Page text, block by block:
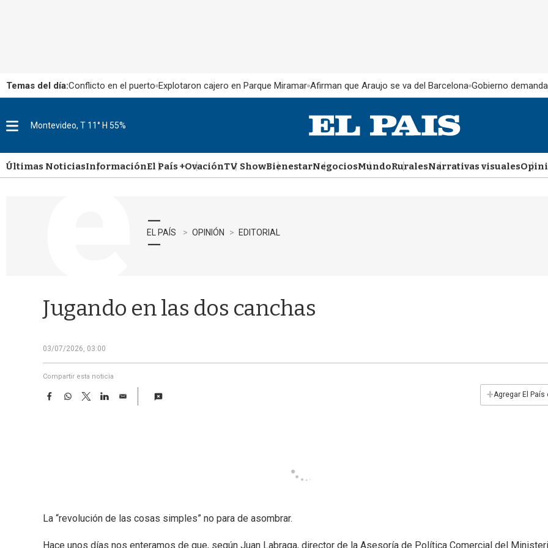
Temas del día:Conflicto en el puerto Explotaron cajero en Parque Miramar Afirman que Araujo se va del Barcelona Gobierno
u
Montevideo, T 11° H 55%
Últimas NoticiasInformaciónEl País +OvaciónTV ShowBienestarNegociosMundoRuralesNarrativas visuales
EL PAÍS OPINIÓN EDITORIAL
Jugando en las dos canchas
03/07/2026, 03:00
Compartir esta noticia
F
W
T
w
L
E
+Agregar El País
La “revolución de las cosas simples” no para de asombrar.
Hace unos días nos enteramos de que, según Juan Labraga, director de la Asesoría de Política Comercial del